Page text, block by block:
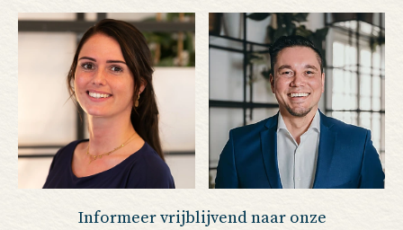
Informeer vrijblijvend naar onze